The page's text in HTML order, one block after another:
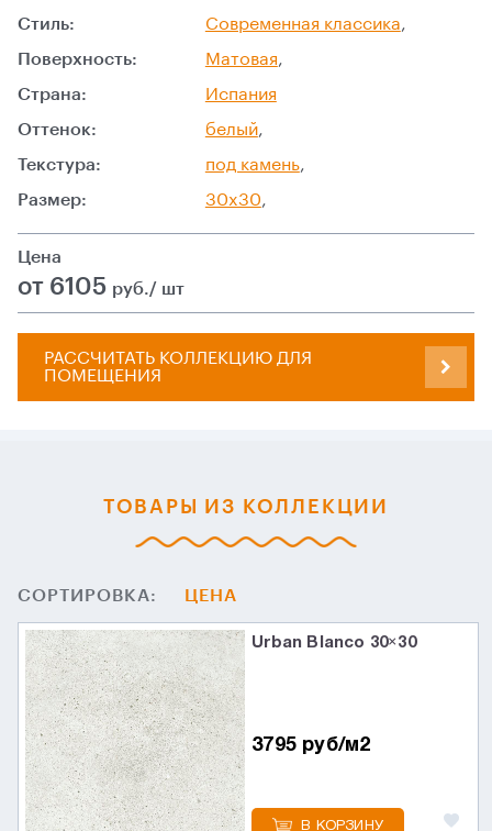
Стиль:
Современная классика,
Поверхность:
Матовая,
Страна:
Испания
Оттенок:
белый,
Текстура:
под камень,
Размер:
30x30,
Цена
от 6105 руб./ шт
РАССЧИТАТЬ КОЛЛЕКЦИЮ ДЛЯ
ПОМЕЩЕНИЯ
ТОВАРЫ ИЗ КОЛЛЕКЦИИ
СОРТИРОВКА: ЦЕНА
Urban Blanco 30×30
3795 руб/м2
В КОРЗИНУ